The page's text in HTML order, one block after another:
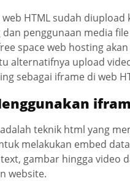
HTML sudah diupload
penggunaan media
space web hosting
alternatifnya upload
sebagai iframe di web
teknik html yang
melakukan embed
gambar hingga video
website.